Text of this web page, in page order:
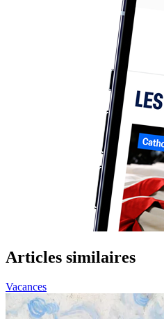
Articles similaires
Vacances